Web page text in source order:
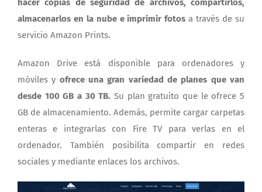
almacenarlos en la nube e imprimir fotos a través de su
servicio Amazon Prints.
Amazon Drive está disponible para ordenadores y
móviles y ofrece una gran variedad de planes que van
desde 100 GB a 30 TB. Su plan gratuito que le ofrece 5
GB de almacenamiento. Además, permite cargar carpetas
enteras e integrarlas con Fire TV para verlas en el
ordenador. También posibilita compartir en redes
sociales y mediante enlaces los archivos.